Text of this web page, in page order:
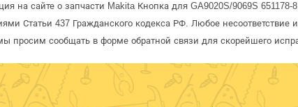
на сайте о запчасти Makita Кнопка для GA9020S/9069S
Статьи 437 Гражданского кодекса РФ. Любое
просим сообщать в форме обратной связи для скорейшего